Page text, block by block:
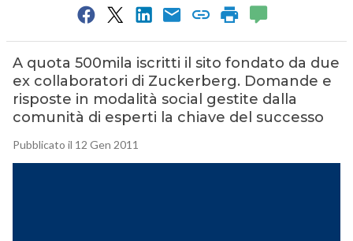
A quota 500mila iscritti il sito fondato da due
ex collaboratori di Zuckerberg. Domande e
risposte in modalità social gestite dalla
comunità di esperti la chiave del successo
Pubblicato il 12 Gen 2011